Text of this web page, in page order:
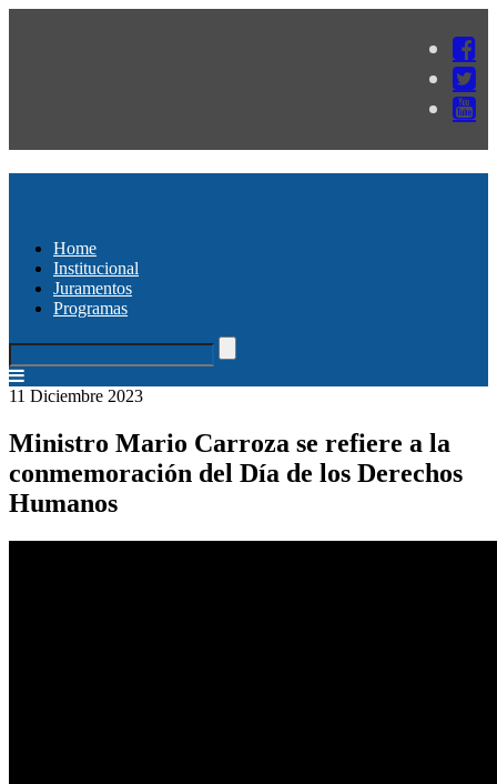
Home
Institucional
Juramentos
Programas
11 Diciembre 2023
Ministro Mario Carroza se refiere a la
conmemoración del Día de los Derechos
Humanos